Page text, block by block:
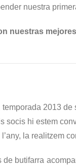
nuestra
nuestras
2013
socis hi estem
la realitzem
de butifarra